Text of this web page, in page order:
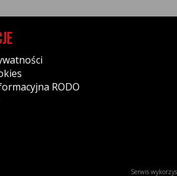
RODO
Serwis